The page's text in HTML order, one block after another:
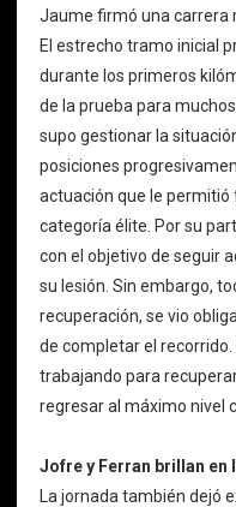
Jaume firmó una carrera
El estrecho tramo inicial
durante los primeros
de la prueba para
supo gestionar la
posiciones
actuación que le permitió
categoría élite. Por su
con el objetivo de seguir
su lesión. Sin embargo,
recuperación, se vio
de completar el
trabajando para
regresar al máximo nivel
Jofre y Ferran brillan en
La jornada también dejó